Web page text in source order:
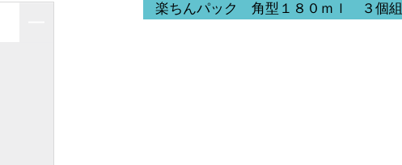
楽ちんパック 角型１８０ｍｌ ３個組